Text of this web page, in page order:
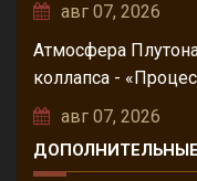
авг 07, 2026
Атмосфера
коллапса -
авг 07, 2026